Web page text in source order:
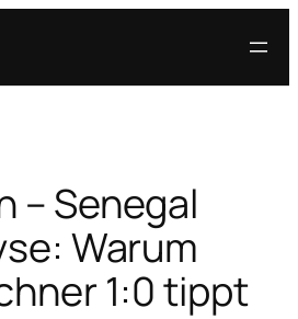
– Senegal
Warum
1:0 tippt